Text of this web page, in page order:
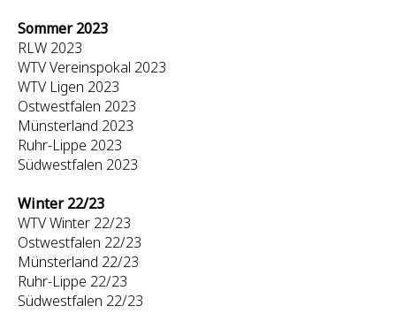
Sommer 2023
RLW 2023
WTV Vereinspokal 2023
WTV Ligen 2023
Ostwestfalen 2023
Münsterland 2023
Ruhr-Lippe 2023
Südwestfalen 2023
Winter 22/23
WTV Winter 22/23
Ostwestfalen 22/23
Münsterland 22/23
Ruhr-Lippe 22/23
Südwestfalen 22/23